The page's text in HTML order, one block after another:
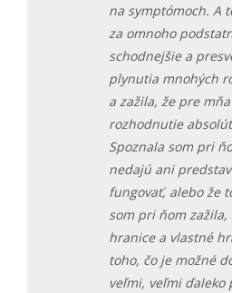
na symptómoch. A
za omnoho
schodnejšie a
plynutia mnohých
a zažila, že pre
rozhodnutie
Spoznala som pri
nedajú ani
fungovať, alebo že
som pri ňom zažila,
hranice a vlastné
toho, čo je možné
veľmi, veľmi ďaleko